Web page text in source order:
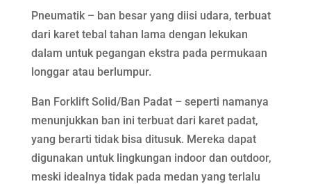
Pneumatik – ban besar yang diisi udara, terbuat
dari karet tebal tahan lama dengan lekukan
dalam untuk pegangan ekstra pada permukaan
longgar atau berlumpur.
Ban Forklift Solid/Ban Padat – seperti namanya
menunjukkan ban ini terbuat dari karet padat,
yang berarti tidak bisa ditusuk. Mereka dapat
digunakan untuk lingkungan indoor dan outdoor,
meski idealnya tidak pada medan yang terlalu